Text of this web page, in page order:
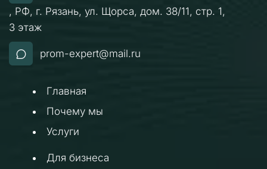
, РФ, г. Рязань, ул. Щорса, дом. 38/11, стр. 1,
3 этаж
prom-expert@mail.ru
Главная
Почему мы
Услуги
Для бизнеса